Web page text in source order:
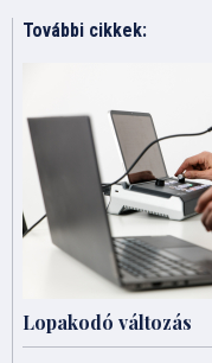
További cikkek:
Lopakodó változás